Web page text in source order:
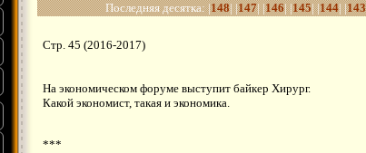
Последняя десятка: |148| |147| |146| |145| |144| |143
Стр. 45 (2016-2017)
На экономическом форуме выступит байкер Хирург.
Какой экономист, такая и экономика.
***